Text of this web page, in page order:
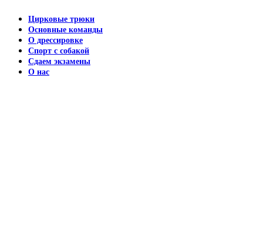
Цирковые трюки
Основные команды
О дрессировке
Спорт с собакой
Сдаем экзамены
О нас